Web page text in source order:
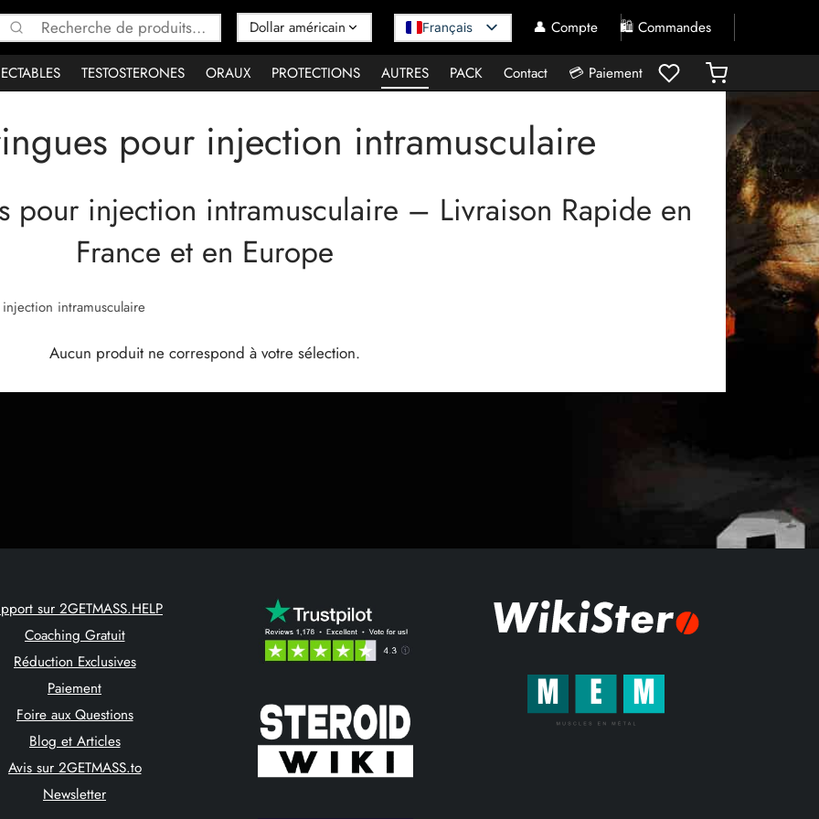
Recherche
pour :
Français 👤 Compte 🛍️ Commandes
TESTOSTERONES ORAUX PROTECTIONS AUTRES PACK Contact 💳 Paiement
pour injection intramusculaire
pour injection intramusculaire – Livraison Rapide en
France et en Europe
intramusculaire
Aucun produit ne correspond à votre sélection.
sur 2GETMASS.HELP
Coaching Gratuit
Réduction Exclusives
Paiement
Foire aux Questions
Blog et Articles
Avis sur 2GETMASS.to
Newsletter